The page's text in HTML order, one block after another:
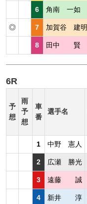
6 角南 一如
◎ 7 加賀谷 建明
8 田中 賢
6R
予
想
雨
予
想
車
番
選手名
1 中野 憲人
2 広瀬 勝光
3 遠藤 誠
4 新井 淳